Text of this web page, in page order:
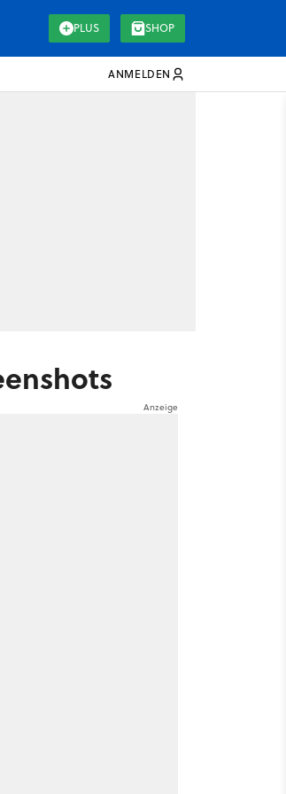
PLUS SHOP
ANMELDEN